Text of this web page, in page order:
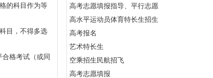
的科目作为等
目，不得多选
格考试（或同
高考志愿填报指导、平行志愿
高水平运动员体育特长生招生
高考报名
艺术特长生
空乘招生民航招飞
高考志愿填报